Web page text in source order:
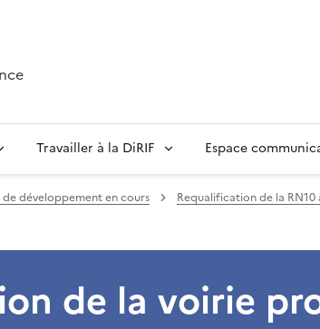
Travailler à la DiRIF Espace
de développement en cours Requalification de la RN10
de la voirie